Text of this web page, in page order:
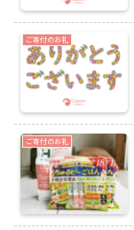
ご寄付のお礼
ご寄付のお礼